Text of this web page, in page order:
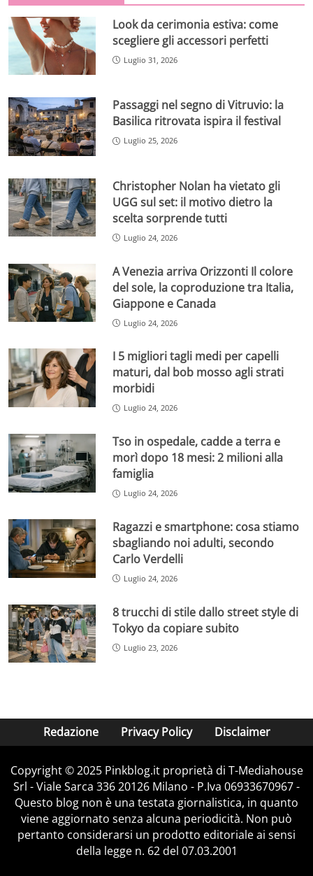
Look da cerimonia estiva: come
scegliere gli accessori perfetti
Luglio 31, 2026
Passaggi nel segno di Vitruvio: la
Basilica ritrovata ispira il festival
Luglio 25, 2026
Christopher Nolan ha vietato gli
UGG sul set: il motivo dietro la
scelta sorprende tutti
Luglio 24, 2026
A Venezia arriva Orizzonti Il colore
del sole, la coproduzione tra Italia,
Giappone e Canada
Luglio 24, 2026
I 5 migliori tagli medi per capelli
maturi, dal bob mosso agli strati
morbidi
Luglio 24, 2026
Tso in ospedale, cadde a terra e
morì dopo 18 mesi: 2 milioni alla
famiglia
Luglio 24, 2026
Ragazzi e smartphone: cosa stiamo
sbagliando noi adulti, secondo
Carlo Verdelli
Luglio 24, 2026
8 trucchi di stile dallo street style di
Tokyo da copiare subito
Luglio 23, 2026
Redazione Privacy Policy Disclaimer
Copyright © 2025 Pinkblog.it proprietà di T-Mediahouse
Srl - Viale Sarca 336 20126 Milano - P.Iva 06933670967 -
Questo blog non è una testata giornalistica, in quanto
viene aggiornato senza alcuna periodicità. Non può
pertanto considerarsi un prodotto editoriale ai sensi
della legge n. 62 del 07.03.2001